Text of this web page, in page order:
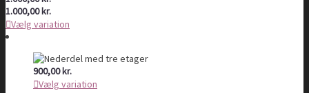
1.000,00kr.
Vælg variation
900,00kr.
Vælg variation